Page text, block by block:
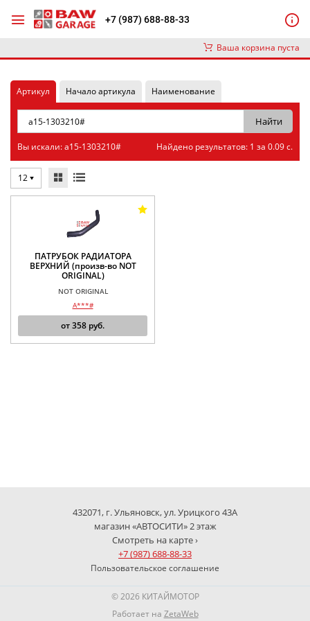
+7 (987) 688-88-33
Ваша корзина пуста
Артикул Начало артикула Наименование
Вы искали: a15-1303210# Найдено результатов: 1 за 0.09 с.
12
ПАТРУБОК РАДИАТОРА
ВЕРХНИЙ (произв-во NOT
ORIGINAL)
NOT ORIGINAL
A***#
от358 руб.
432071, г. Ульяновск, ул. Урицкого 43А
магазин «АВТОСИТИ» 2 этаж
Смотреть на карте ›
+7 (987) 688-88-33
Пользовательское соглашение
© 2026 КИТАЙМОТОР
Работает на ZetaWeb